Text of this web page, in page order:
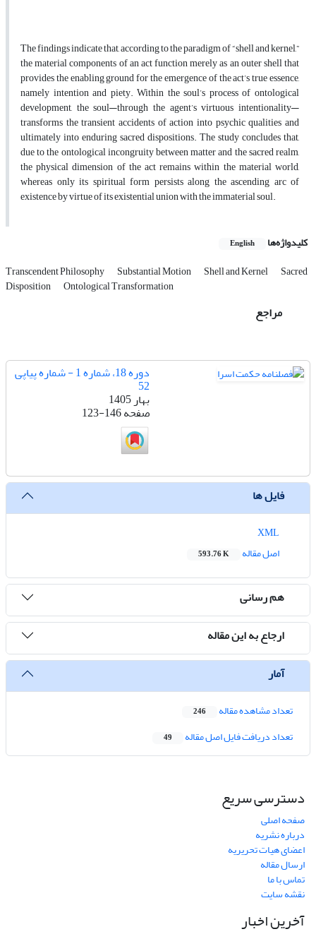
The findings indicate that, according to the paradigm of “shell and kernel,”
the material components of an act function merely as an outer shell that
provides the enabling ground for the emergence of the act’s true essence,
namely intention and piety. Within the soul’s process of ontological
development, the soul—through the agent’s virtuous intentionality—
transforms the transient accidents of action into psychic qualities and
ultimately into enduring sacred dispositions. The study concludes that,
due to the ontological incongruity between matter and the sacred realm,
the physical dimension of the act remains within the material world,
whereas only its spiritual form persists along the ascending arc of
existence by virtue of its existential union with the immaterial soul.
کلیدواژه‌ها English
Transcendent Philosophy Substantial Motion Shell and Kernel Sacred
Disposition Ontological Transformation
مراجع
دوره 18، شماره 1 - شماره پیاپی
52
بهار 1405
صفحه123-146
فایل ها
اصل مقاله
593.76 K
هم رسانی
ارجاع به این مقاله
آمار
تعداد مشاهده مقاله 246
تعداد دریافت فایل اصل مقاله 49
دسترسی سریع
صفحه اصلی
درباره نشریه
اعضای هیات تحریریه
ارسال مقاله
تماس با ما
نقشه سایت
آخرین اخبار